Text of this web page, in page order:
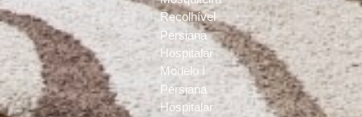
Recolhível
Persiana
Hospitalar
Modelo I
Persiana
Hospitalar